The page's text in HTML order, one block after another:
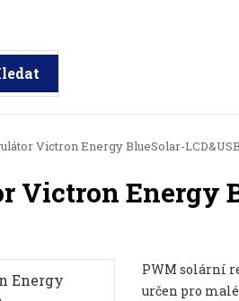
Victron Energy BlueSolar-
Victron Energy
PWM solární
určen pro